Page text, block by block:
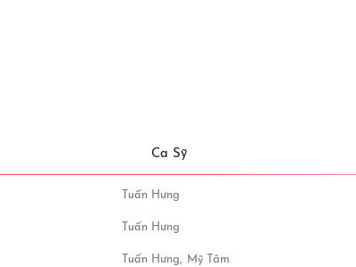
Ca Sỹ
Tuấn Hưng
Tuấn Hưng
Tuấn Hưng, Mỹ Tâm